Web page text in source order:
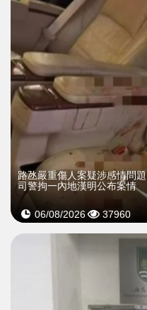
​路氹嚴重傷人案疑涉感情問題
司警拘一內地漢明公布案情
06/08/2026 37960